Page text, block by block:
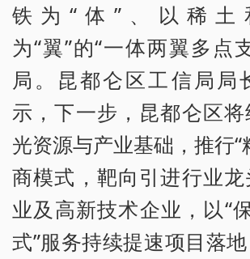
铁为“体”、以稀土
为“翼”的“一体两翼多点
局。昆都仑区工信局局
示，下一步，昆都仑区
光资源与产业基础，推行“
商模式，靶向引进行业
业及高新技术企业，以“
式”服务持续提速项目落